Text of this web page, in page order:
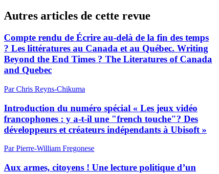
Autres articles de cette revue
Compte rendu de Écrire au-delà de la fin des temps
? Les littératures au Canada et au Québec. Writing
Beyond the End Times ? The Literatures of Canada
and Quebec
Par Chris Reyns-Chikuma
Introduction du numéro spécial « Les jeux vidéo
francophones : y a-t-il une "french touche"? Des
développeurs et créateurs indépendants à Ubisoft »
Par Pierre-William Fregonese
Aux armes, citoyens ! Une lecture politique d’un